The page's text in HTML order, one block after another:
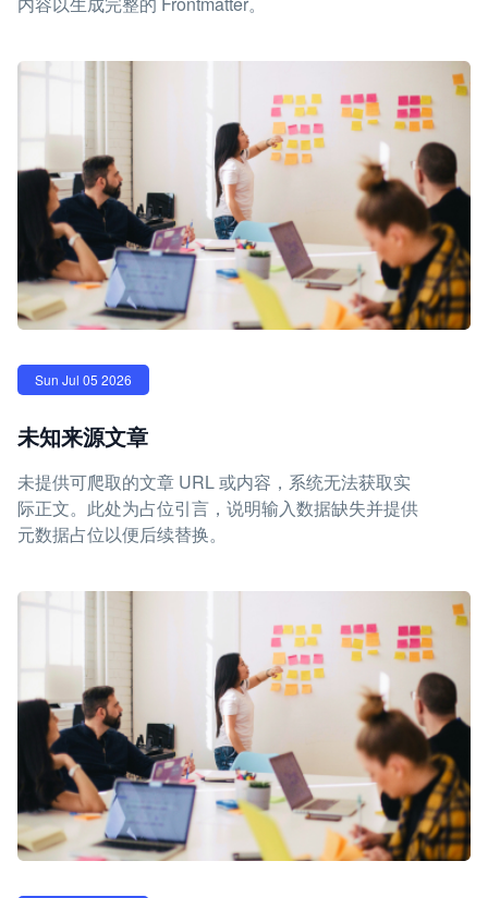
Sun Jul 05 2026
未知来源文章
未提供可爬取的文章 URL 或内容，系统无法获取实
际正文。此处为占位引言，说明输入数据缺失并提供
元数据占位以便后续替换。